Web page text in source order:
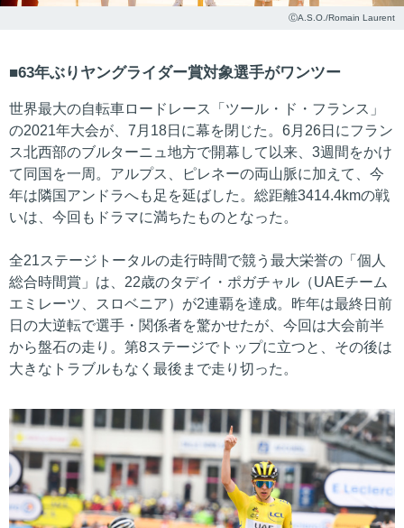
ⒸA.S.O./Romain Laurent
63年ぶりヤングライダー賞対象選手がワンツー
世界最大の自転車ロードレース「ツール・ド・フランス」
の2021年大会が、7月18日に幕を閉じた。6月26日にフラン
ス北西部のブルターニュ地方で開幕して以来、3週間をかけ
て同国を一周。アルプス、ピレネーの両山脈に加えて、今
年は隣国アンドラへも足を延ばした。総距離3414.4kmの戦
いは、今回もドラマに満ちたものとなった。
全21ステージトータルの走行時間で競う最大栄誉の「個人
総合時間賞」は、22歳のタデイ・ポガチャル（UAEチーム
エミレーツ、スロベニア）が2連覇を達成。昨年は最終日前
日の大逆転で選手・関係者を驚かせたが、今回は大会前半
から盤石の走り。第8ステージでトップに立つと、その後は
大きなトラブルもなく最後まで走り切った。